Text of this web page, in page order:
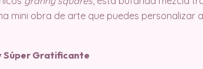
mini obra de arte que puedes personalizar
Súper Gratificante